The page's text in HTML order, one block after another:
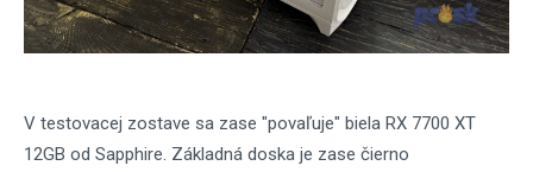
V testovacej zostave sa zase "povaľuje" biela RX 7700 XT
12GB od Sapphire. Základná doska je zase čierno